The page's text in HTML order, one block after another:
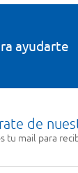
ayudarte
de
tu mail para